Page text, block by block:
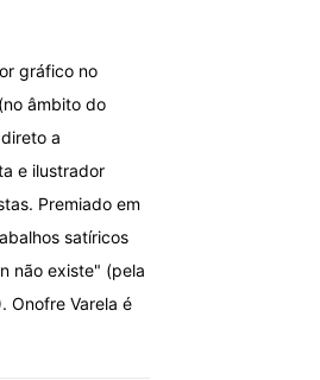
gráfico no
âmbito do
a
e ilustrador
Premiado em
satíricos
não existe" (pela
Onofre Varela é